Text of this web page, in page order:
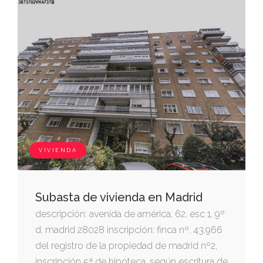
VIVIENDA
Subasta de vivienda en Madrid
descripción: avenida de américa, 62, esc 1, 9º
d. madrid 28028 inscripción: finca nº. 43.966
del registro de la propiedad de madrid nº2,